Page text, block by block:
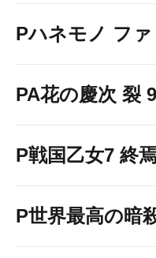
Pハネモノ フ
PA花の慶次 裂
P戦国乙女7 終
P世界最高の暗